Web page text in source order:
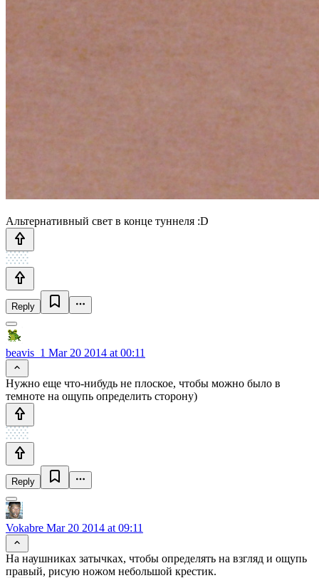
Альтернативный свет в конце туннеля :D
Reply
beavis_1 Mar 20 2014 at 00:11
Нужно еще что-нибудь не плоское, чтобы можно было в
темноте на ощупь определить сторону)
Reply
Vokabre Mar 20 2014 at 09:11
На наушниках затычках, чтобы определять на взгляд и ощупь
правый, рисую ножом небольшой крестик.